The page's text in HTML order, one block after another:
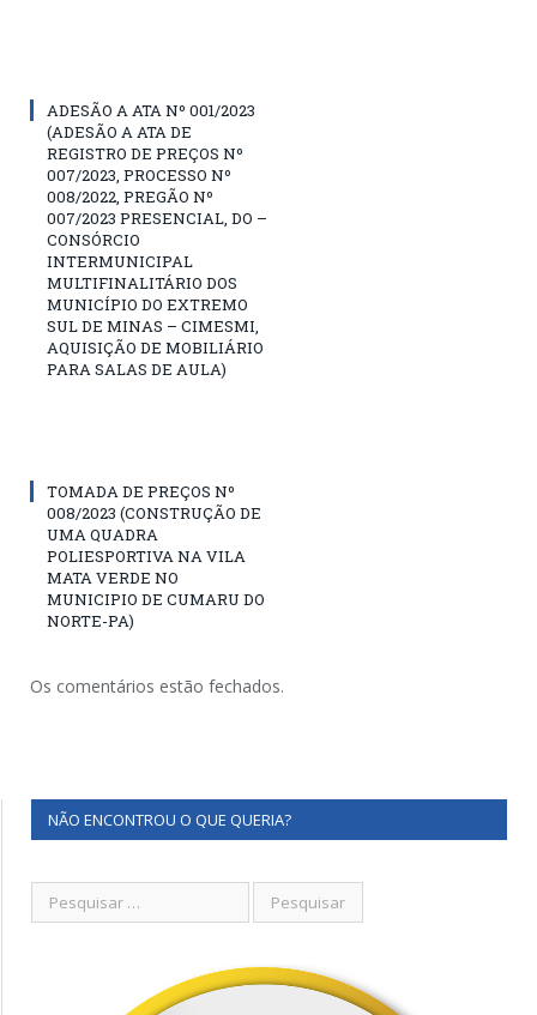
ADESÃO A ATA Nº 001/2023
(ADESÃO A ATA DE
REGISTRO DE PREÇOS Nº
007/2023, PROCESSO Nº
008/2022, PREGÃO Nº
007/2023 PRESENCIAL, DO –
CONSÓRCIO
INTERMUNICIPAL
MULTIFINALITÁRIO DOS
MUNICÍPIO DO EXTREMO
SUL DE MINAS – CIMESMI,
AQUISIÇÃO DE MOBILIÁRIO
PARA SALAS DE AULA)
TOMADA DE PREÇOS Nº
008/2023 (CONSTRUÇÃO DE
UMA QUADRA
POLIESPORTIVA NA VILA
MATA VERDE NO
MUNICIPIO DE CUMARU DO
NORTE-PA)
Os comentários estão fechados.
NÃO ENCONTROU O QUE QUERIA?